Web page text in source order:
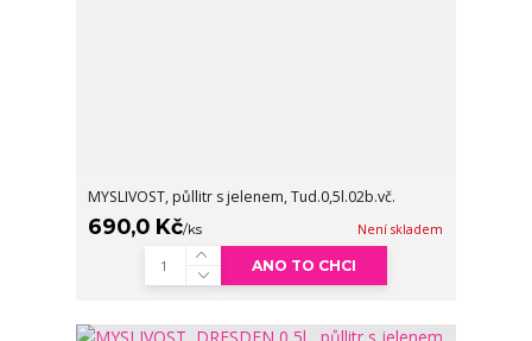
MYSLIVOST, půllitr s jelenem, Tud.0,5l.02b.vč.
690,0 Kč/ks Není skladem
ANO TO CHCI